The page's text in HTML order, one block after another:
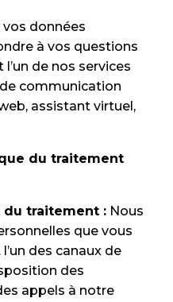
vos données
à vos questions
de nos services
communication
assistant virtuel,
du traitement
du traitement : Nous
que vous
des canaux de
des
appels à notre